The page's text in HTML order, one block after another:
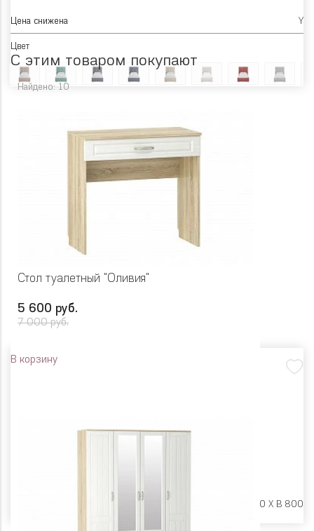
Цена снижена Y
Цвет
С этим товаром покупают
Найдено: 10
Стол туалетный "Оливия"
5 600 руб.
7 000 руб.
В корзину
Ш 850 X Г 420 X В 800